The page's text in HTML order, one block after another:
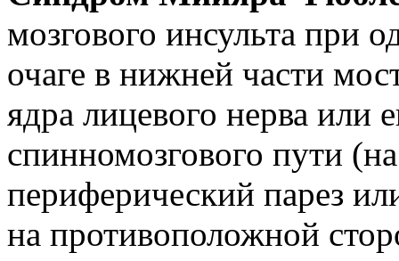
мозгового инсульта при
очаге в нижней части
ядра лицевого нерва или
спинномозгового пути
периферический парез
на противоположной